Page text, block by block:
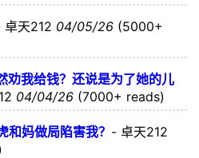
卓天212 04/05/26 (5000+
劝我给钱？还说是为了她的儿
04/04/26 (7000+ reads)
和妈做局陷害我？ - 卓天212